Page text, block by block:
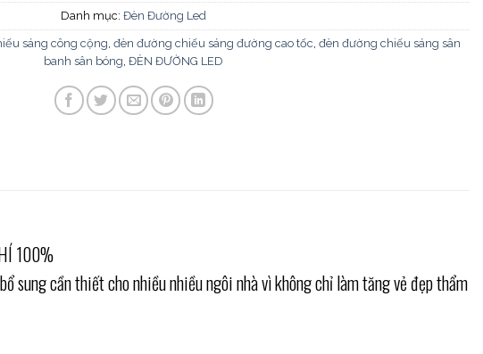
Danh mục: Đèn Đường Led
sáng công cộng đèn đường chiếu sáng đường cao tốc đèn đường chiếu sáng sân
banh sân bóng ĐÈN ĐƯỜNG LED
100%
cần thiết cho nhiều nhiều ngôi nhà vì không chỉ làm tăng vẻ đẹp thẩm